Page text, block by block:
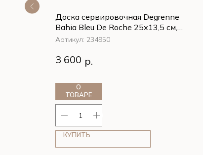
Доска сервировочная Degrenne
Bahia Bleu De Roche 25х13,5 см,
Синий
Артикул: 234950
Доска сервировочная Degrenne
Bahia Bleu De Roche 25х13,5 см,
3 600 р.
О
ТОВАРЕ
КУПИТЬ